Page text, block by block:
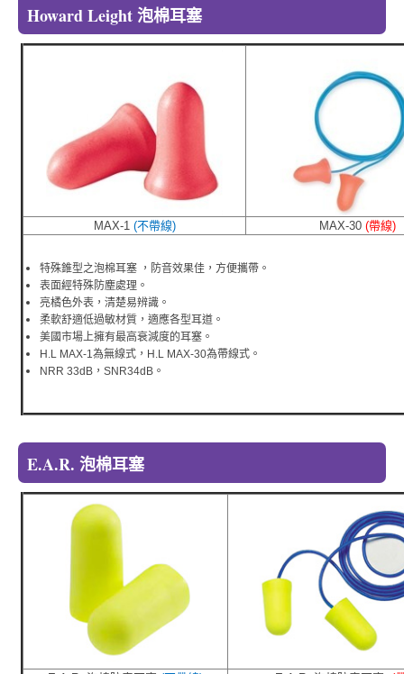
Howard Leight 泡棉耳塞
MAX-1 (不帶線) MAX-30 (帶線)
特殊錐型之泡棉耳塞 ，防音效果佳，方便攜帶。
表面經特殊防塵處理。
亮橘色外表，清楚易辨識。
柔軟舒適低過敏材質，適應各型耳道。
美國市場上擁有最高衰減度的耳塞。
H.L MAX-1為無線式，H.L MAX-30為帶線式。
NRR 33dB，SNR34dB。
E.A.R. 泡棉耳塞